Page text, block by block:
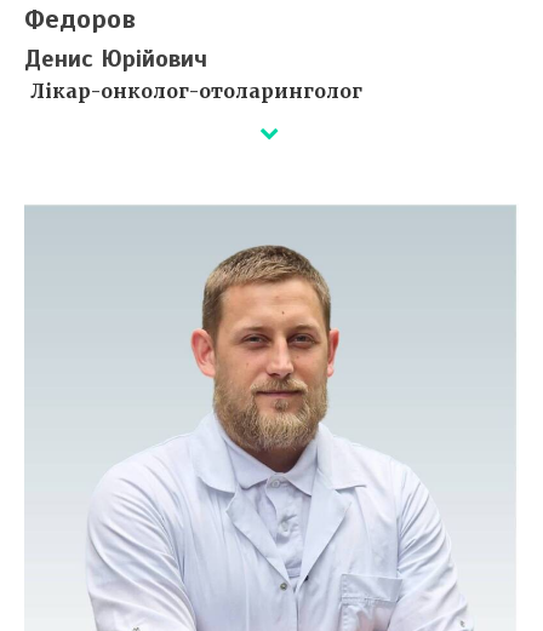
Федоров
Денис Юрійович
Лікар-онколог-отоларинголог